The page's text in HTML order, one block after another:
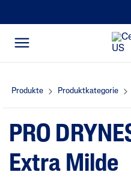
Produkte Produktkategorie
PRO
Extra Milde